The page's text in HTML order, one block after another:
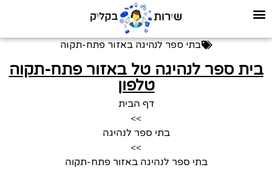
בתי ספר לנהיגה באזור פתח-תקוה
בית ספר לנהיגה טל באזור פתח-תקוה
טלפון
דף הבית
>>
בתי ספר לנהיגה
>>
בתי ספר לנהיגה באזור פתח-תקוה